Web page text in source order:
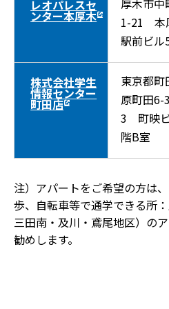
レオパレスセ
ンター本厚木
厚木市中
1-21 本
駅前ビ
株式会社学生
情報センター
町田店
東京都町
原町田6-
3 町映
階B室
注）アパートをご希望の方は
歩、自転車等で通学できる所
三田南・及川・鳶尾地区）の
勧めします。